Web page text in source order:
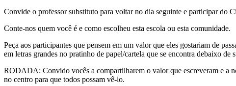
Convide o professor substituto para voltar no dia seguinte e participar do
Conte-nos quem você é e como escolheu esta escola ou esta comunidade.
Peça aos participantes que pensem em um valor que eles gostariam de
em letras grandes no pratinho de papel/cartela que se encontra debaixo de
RODADA: Convido vocês a compartilharem o valor que escreveram e a
no centro para que todos possam vê-lo.